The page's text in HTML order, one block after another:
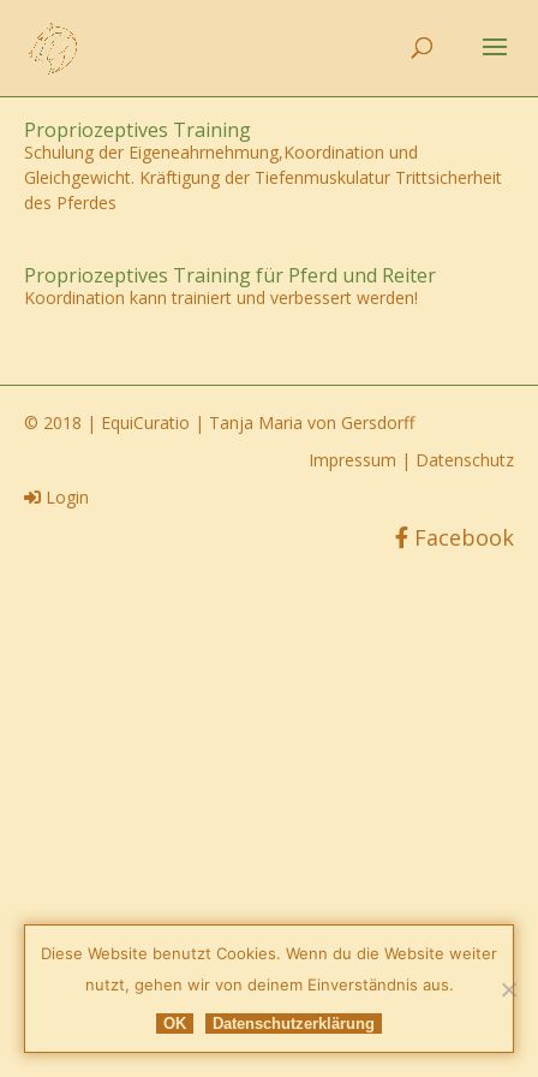
Propriozeptives Training
Schulung der Eigeneahrnehmung,Koordination und
Gleichgewicht. Kräftigung der Tiefenmuskulatur Trittsicherheit
des Pferdes
Propriozeptives Training für Pferd und Reiter
Koordination kann trainiert und verbessert werden!
© 2018 | EquiCuratio | Tanja Maria von Gersdorff
Datenschutz
|
Impressum
Login
Facebook
Diese Website benutzt Cookies. Wenn du die Website weiter
nutzt, gehen wir von deinem Einverständnis aus.
OK Datenschutzerklärung